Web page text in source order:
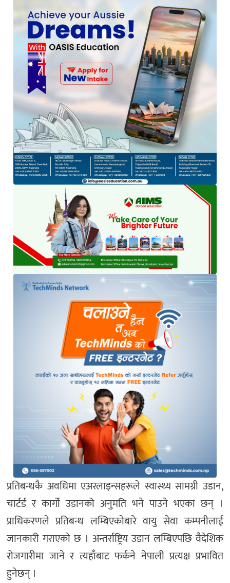
प्रतिबन्धकै अवधिमा एअरलाइन्सहरूले स्वास्थ्य सामग्री उडान,
चार्टर्ड र कार्गो उडानको अनुमति भने पाउने भएका छन् ।
प्राधिकरणले प्रतिबन्ध लम्बिएकाेबारे वायु सेवा कम्पनीलाई
जानकारी गराएकाे छ । अन्तर्राष्ट्रिय उडान लम्बिएपछि वैदेशिक
रोजगारीमा जाने र त्यहाँबाट फर्कने नेपाली प्रत्यक्ष प्रभावित
हुनेछन् ।